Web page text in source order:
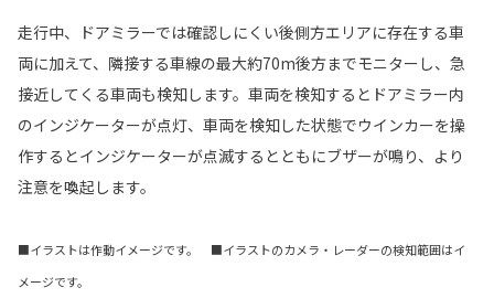
走行中、ドアミラーでは確認しにくい後側方エリアに存在する車
両に加えて、隣接する車線の最大約70m後方までモニターし、急
接近してくる車両も検知します。車両を検知するとドアミラー内
のインジケーターが点灯、車両を検知した状態でウインカーを操
作するとインジケーターが点滅するとともにブザーが鳴り、より
注意を喚起します。
■イラストは作動イメージです。 ■イラストのカメラ・レーダーの検知範囲はイ
メージです。